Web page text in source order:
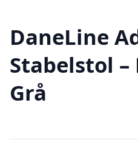
DaneLine
Stabelstol –
Grå